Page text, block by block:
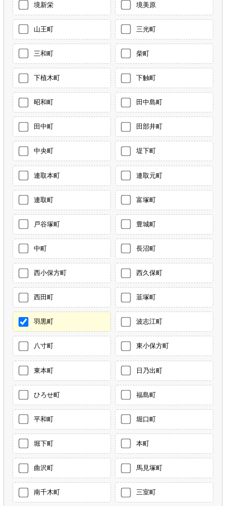
境新栄 境美原
山王町 三光町
三和町 柴町
下植木町 下触町
昭和町 田中島町
田中町 田部井町
中央町 堤下町
連取本町 連取元町
連取町 富塚町
戸谷塚町 豊城町
中町 長沼町
西小保方町 西久保町
西田町 韮塚町
羽黒町 波志江町
八寸町 東小保方町
東本町 日乃出町
ひろせ町 福島町
平和町 堀口町
堀下町 本町
曲沢町 馬見塚町
南千木町 三室町